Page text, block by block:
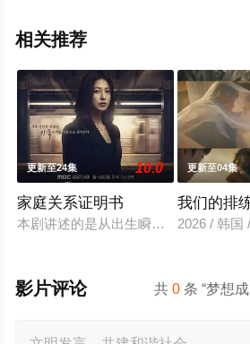
相关推荐
更新至24集 10.0
家庭关系证明书
本剧讲述的是从出生瞬间开始就被打
更新至04集
我们的排
2026 / 韩国
共0 条 “梦想
影片评论